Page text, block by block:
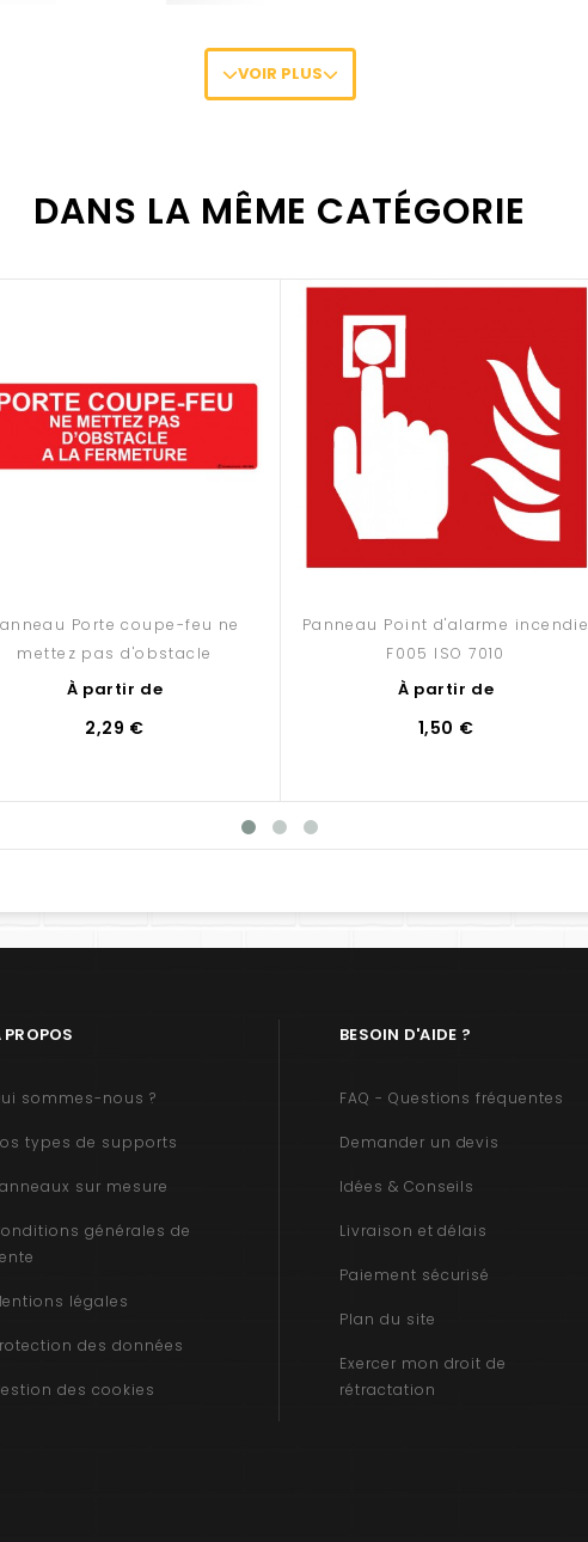
en cliquant ici.
VOIR PLUS
DANS LA MÊME CATÉGORIE
Porte coupe-feu ne
mettez pas d'obstacle
À partir de
2,29 €
Panneau Point d'alarme incendie
F005 ISO 7010
À partir de
1,50 €
PROPOS
sommes-nous ?
types de supports
sur mesure
générales de
légales
des données
des cookies
BESOIN D'AIDE ?
FAQ - Questions fréquentes
Demander un devis
Idées & Conseils
Livraison et délais
Paiement sécurisé
Plan du site
Exercer mon droit de
rétractation